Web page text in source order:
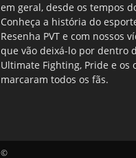
em geral, desde os tempos
Conheça a história do
Resenha PVT e com nossos
que vão deixá-lo por dentro
Ultimate Fighting, Pride e os
marcaram todos os fãs.
©